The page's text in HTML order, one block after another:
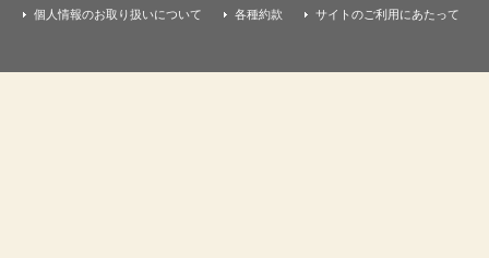
個人情報のお取り扱いについて 各種約款 サイトのご利用にあたって